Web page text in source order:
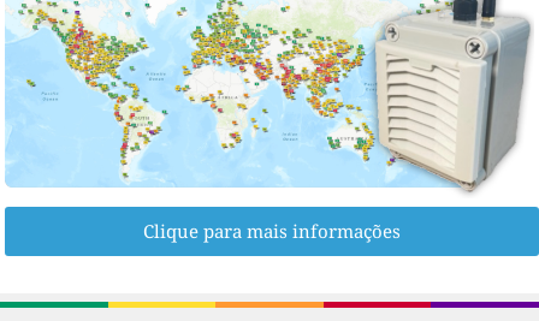
Clique para mais informações